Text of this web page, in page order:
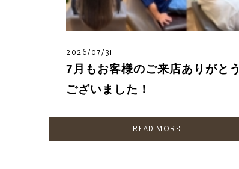
2026/07/31
7月もお客様のご来店ありがとう
ございました！
READ MORE